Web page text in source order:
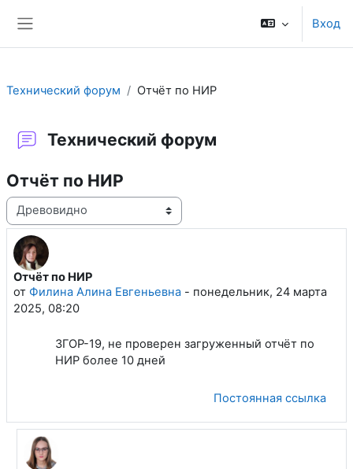
Вход
Технический форум Отчёт по НИР
Технический форум
Отчёт по НИР
Режим отображения
Отчёт по НИР
от Филина Алина Евгеньевна - понедельник, 24 марта
2025, 08:20
Количество ответов: 1
ЗГОР-19, не проверен загруженный отчёт по
НИР более 10 дней
Постоянная ссылка